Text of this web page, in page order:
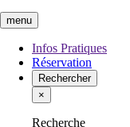
menu
Infos Pratiques
Réservation
Rechercher
×
Recherche